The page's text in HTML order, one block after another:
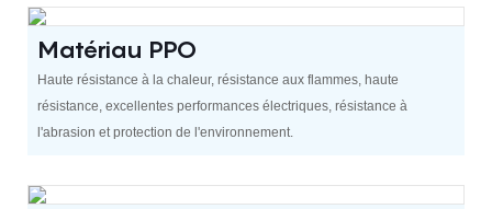
Matériau PPO
Haute résistance à la chaleur, résistance aux flammes, haute
résistance, excellentes performances électriques, résistance à
l'abrasion et protection de l'environnement.